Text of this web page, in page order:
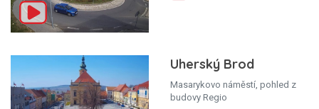
Uherský Brod
Masarykovo náměstí, pohled z
budovy Regio